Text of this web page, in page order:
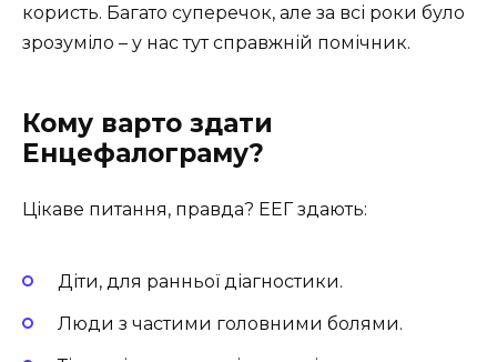
користь. Багато суперечок, але за всі роки було
зрозуміло – у нас тут справжній помічник.
Кому варто здати
Енцефалограму?
Цікаве питання, правда? ЕЕГ здають:
Діти, для ранньої діагностики.
Люди з частими головними болями.